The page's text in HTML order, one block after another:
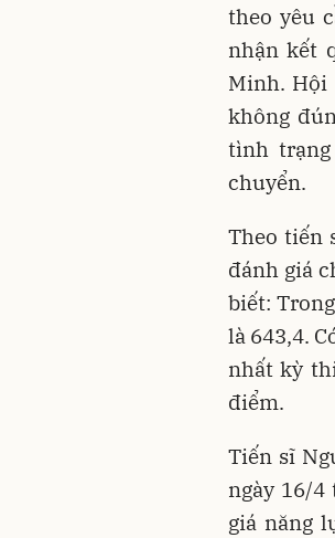
theo yêu
nhận kết
Minh. Hội
không
tình
chuyển.
Theo tiến
đánh giá
biết:
là 643,4.
nhất kỳ
điểm.
Tiến sĩ
ngày 16/
giá năng